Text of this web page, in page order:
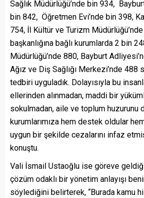
Sağlık Müdürlüğü’nde bin 934,
bin 842, Öğretmen Evi’nde bin 398,
754, İl Kültür ve Turizm
başkanlığına bağlı kurumlarda 2 bin
Müdürlüğü’nde 880, Bayburt
Ağız ve Diş Sağlığı Merkezi’nde 488
tedbiri uyguladık. Dolayısıyla bu
ellerinden alınmadan, maddi bir
sokulmadan, aile ve toplum huzurunu
kurumlarımıza hem destek oldular
uygun bir şekilde cezalarını infaz
konuştu.
Vali İsmail Ustaoğlu ise göreve
çözüm odaklı bir yönetim anlayışı
söylediğini belirterek, “Burada kamu